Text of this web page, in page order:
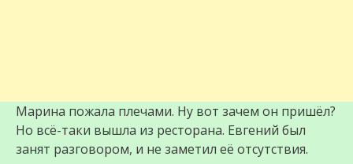
Марина пожала плечами. Ну вот зачем он пришёл?
Но всё-таки вышла из ресторана. Евгений был
занят разговором, и не заметил её отсутствия.